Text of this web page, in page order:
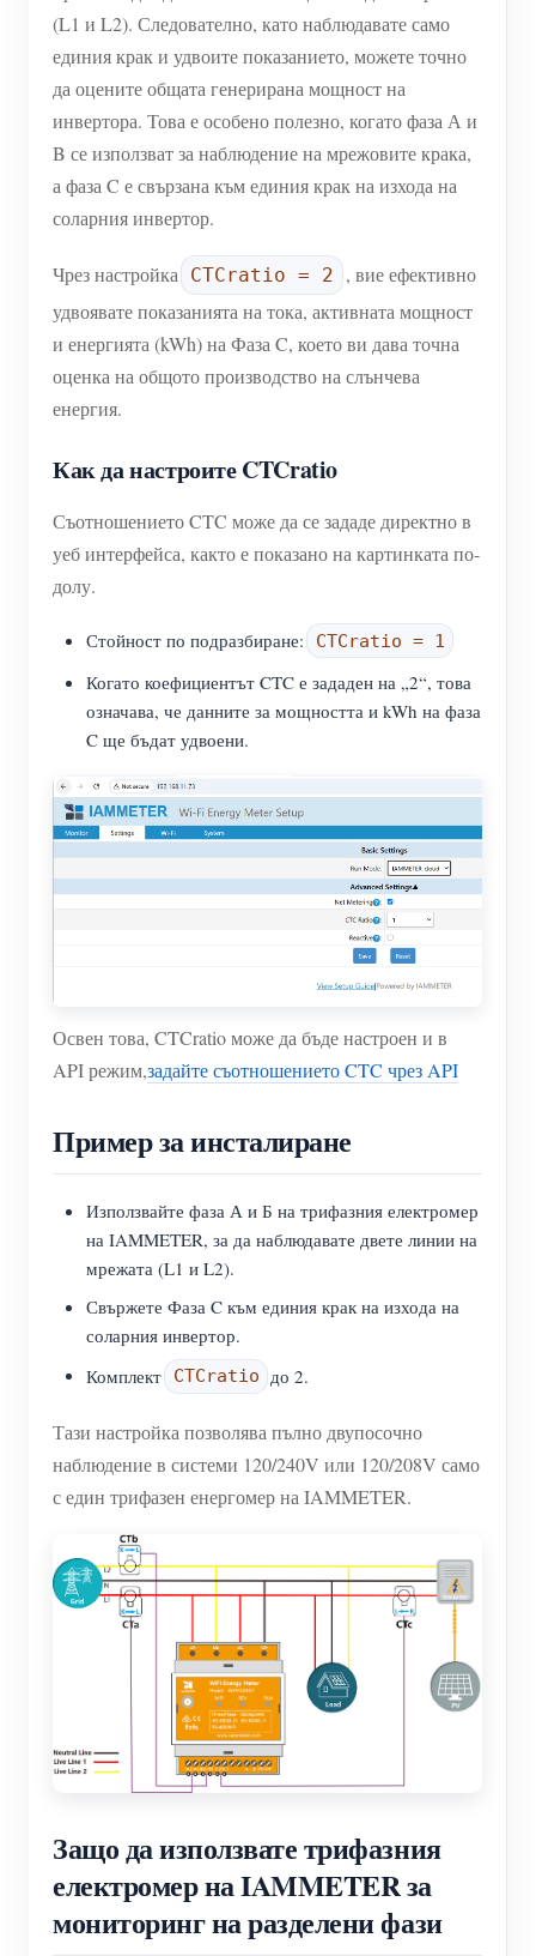
(L1 и L2). Следователно, като наблюдавате само
единия крак и удвоите показанието, можете точно
да оцените общата генерирана мощност на
инвертора. Това е особено полезно, когато фаза А и
B се използват за наблюдение на мрежовите крака,
а фаза C е свързана към единия крак на изхода на
соларния инвертор.
Чрез настройка CTCratio = 2
, вие ефективно
удвоявате показанията на тока, активната мощност
и енергията (kWh) на Фаза C, което ви дава точна
оценка на общото производство на слънчева
енергия.
Как да настроите CTCratio
Съотношението CTC може да се зададе директно в
уеб интерфейса, както е показано на картинката по-
долу.
Стойност по подразбиране: CTCratio = 1
Когато коефициентът CTC е зададен на „2“, това
означава, че данните за мощността и kWh на фаза
C ще бъдат удвоени.
Освен това, CTCratio може да бъде настроен и в
API режим,задайте съотношението CTC чрез API
Пример за инсталиране
Използвайте фаза А и Б на трифазния електромер
на IAMMETER, за да наблюдавате двете линии на
мрежата (L1 и L2).
Свържете Фаза C към единия крак на изхода на
соларния инвертор.
Комплект
CTCratio до 2.
Тази настройка позволява пълно двупосочно
наблюдение в системи 120/240V или 120/208V само
с един трифазен енергомер на IAMMETER.
Защо да използвате трифазния
електромер на IAMMETER за
мониторинг на разделени фази